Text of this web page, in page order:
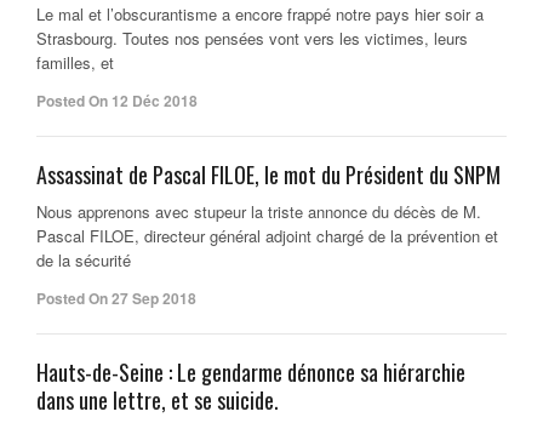
Le mal et l’obscurantisme a encore frappé notre pays hier soir a
Strasbourg. Toutes nos pensées vont vers les victimes, leurs
familles, et
Posted On 12 Déc 2018
Assassinat de Pascal FILOE, le mot du Président du SNPM
Nous apprenons avec stupeur la triste annonce du décès de M.
Pascal FILOE, directeur général adjoint chargé de la prévention et
de la sécurité
Posted On 27 Sep 2018
Hauts-de-Seine : Le gendarme dénonce sa hiérarchie
dans une lettre, et se suicide.